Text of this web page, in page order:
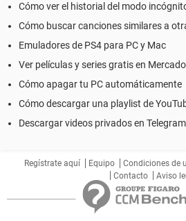
Cómo ver el historial del modo
Cómo buscar canciones similares a
Emuladores de PS4 para PC y Mac
Ver películas y series gratis en
Cómo apagar tu PC automáticamente
Cómo descargar una playlist de
Descargar videos privados en Telegram
Regístrate aquí Equipo Condiciones de
Contacto
Aviso